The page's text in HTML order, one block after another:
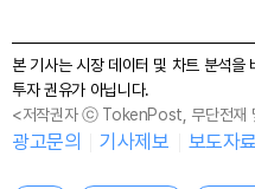
본 기사는 시장 데이터 및 차트 분석을
투자 권유가 아닙니다.
<저작권자 ⓒ TokenPost, 무단전재
광고문의 기사제보 보도자료